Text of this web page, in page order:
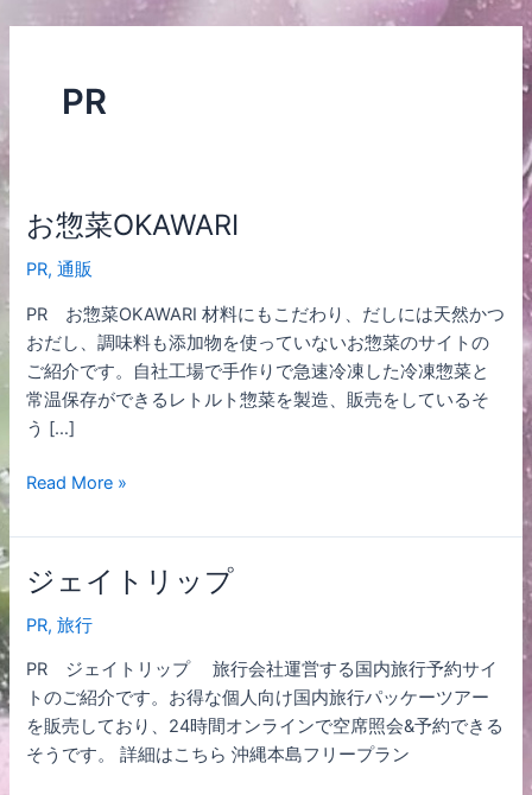
ッ
プ
PR
お惣菜OKAWARI
PR,通販
PR お惣菜OKAWARI 材料にもこだわり、だしには天然かつ
おだし、調味料も添加物を使っていないお惣菜のサイトの
ご紹介です。自社工場で手作りで急速冷凍した冷凍惣菜と
常温保存ができるレトルト惣菜を製造、販売をしているそ
う […]
お
菜
OKAWARI
Read More »
ジェイトリップ
PR,旅行
PR ジェイトリップ 旅行会社運営する国内旅行予約サイ
トのご紹介です。お得な個人向け国内旅行パッケーツアー
を販売しており、24時間オンラインで空席照会&予約できる
そうです。 詳細はこちら 沖縄本島フリープラン
ジ
イ
ト
リ
ッ
プ